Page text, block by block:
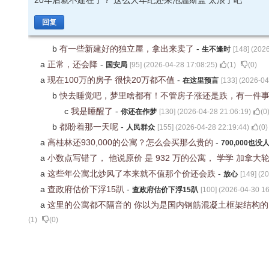
回复
b 有一些新建好的独立屋，拿出来卖了 - 生不逢时 [148] (
a 正常，还会降 - 国安局 [95] (2026-04-28 17:08:25) (1) (0)
a 现在100万的房子 很快20万都不值 - 在这里预言 [133] (2026-
b快去睡觉吧，梦里啥都有！不管房子涨还是跌，有一件
c 我是睡醒了 - 你还在作梦 [130] (2026-04-28 21:06:19) (0)
b 都盼着那一天呢 - 人民群众 [155] (2026-04-28 22:19:44) (0)
a 高桂林还930,000的公寓？怎么会买那么贵的 - 700,000也没
a 小数点写错了， 他说原价 是 932 万的公寓， 学学 加拿大
a 这些年公寓北炒风了本来就不值那个价还会跌 - 放心 [149] (
a 查政府估价下浮15趴 - 查政府估价下浮15趴 [100] (2026-04-30
a 这里的公寓都不隔音的 你以为是国内钢筋混凝土框架结构
(1) (0)